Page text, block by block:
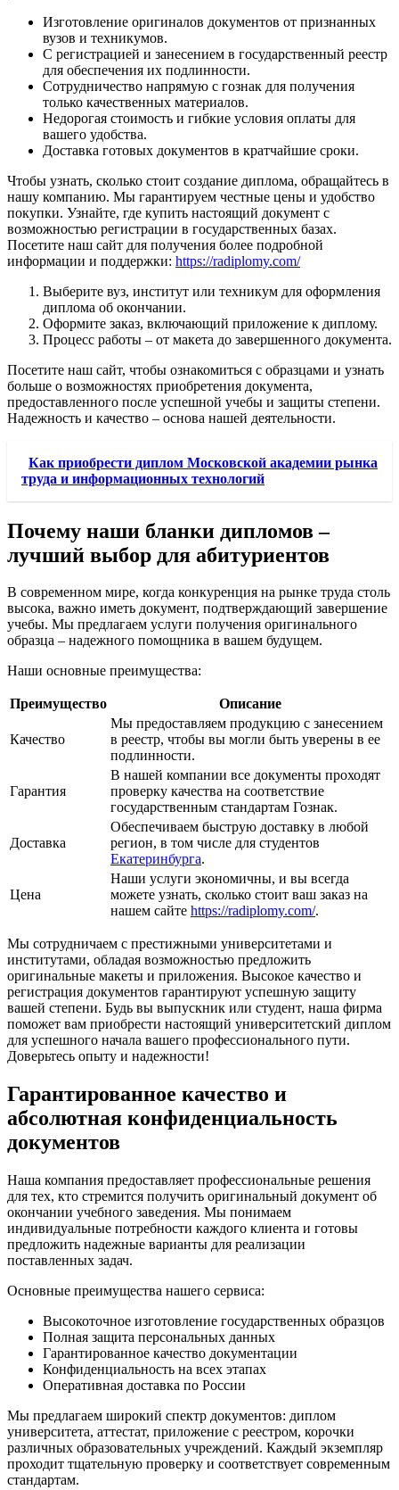
Изготовление оригиналов документов от признанных
вузов и техникумов.
С регистрацией и занесением в государственный реестр
для обеспечения их подлинности.
Сотрудничество напрямую с гознак для получения
только качественных материалов.
Недорогая стоимость и гибкие условия оплаты для
вашего удобства.
Доставка готовых документов в кратчайшие сроки.
Чтобы узнать, сколько стоит создание диплома, обращайтесь в
нашу компанию. Мы гарантируем честные цены и удобство
покупки. Узнайте, где купить настоящий документ с
возможностью регистрации в государственных базах.
Посетите наш сайт для получения более подробной
информации и поддержки: https://radiplomy.com/
Выберите вуз, институт или техникум для оформления
диплома об окончании.
Оформите заказ, включающий приложение к диплому.
Процесс работы – от макета до завершенного документа.
Посетите наш сайт, чтобы ознакомиться с образцами и узнать
больше о возможностях приобретения документа,
предоставленного после успешной учебы и защиты степени.
Надежность и качество – основа нашей деятельности.
Как приобрести диплом Московской академии рынка
труда и информационных технологий
Почему наши бланки дипломов –
лучший выбор для абитуриентов
В современном мире, когда конкуренция на рынке труда столь
высока, важно иметь документ, подтверждающий завершение
учебы. Мы предлагаем услуги получения оригинального
образца – надежного помощника в вашем будущем.
Наши основные преимущества:
Преимущество Описание
Качество
Мы предоставляем продукцию с занесением
в реестр, чтобы вы могли быть уверены в ее
подлинности.
Гарантия
В нашей компании все документы проходят
проверку качества на соответствие
государственным стандартам Гознак.
Доставка
Обеспечиваем быструю доставку в любой
регион, в том числе для студентов
Екатеринбурга.
Цена
Наши услуги экономичны, и вы всегда
можете узнать, сколько стоит ваш заказ на
нашем сайте https://radiplomy.com/.
Мы сотрудничаем с престижными университетами и
институтами, обладая возможностью предложить
оригинальные макеты и приложения. Высокое качество и
регистрация документов гарантируют успешную защиту
вашей степени. Будь вы выпускник или студент, наша фирма
поможет вам приобрести настоящий университетский диплом
для успешного начала вашего профессионального пути.
Доверьтесь опыту и надежности!
Гарантированное качество и
абсолютная конфиденциальность
документов
Наша компания предоставляет профессиональные решения
для тех, кто стремится получить оригинальный документ об
окончании учебного заведения. Мы понимаем
индивидуальные потребности каждого клиента и готовы
предложить надежные варианты для реализации
поставленных задач.
Основные преимущества нашего сервиса:
Высокоточное изготовление государственных образцов
Полная защита персональных данных
Гарантированное качество документации
Конфиденциальность на всех этапах
Оперативная доставка по России
Мы предлагаем широкий спектр документов: диплом
университета, аттестат, приложение с реестром, корочки
различных образовательных учреждений. Каждый экземпляр
проходит тщательную проверку и соответствует современным
стандартам.